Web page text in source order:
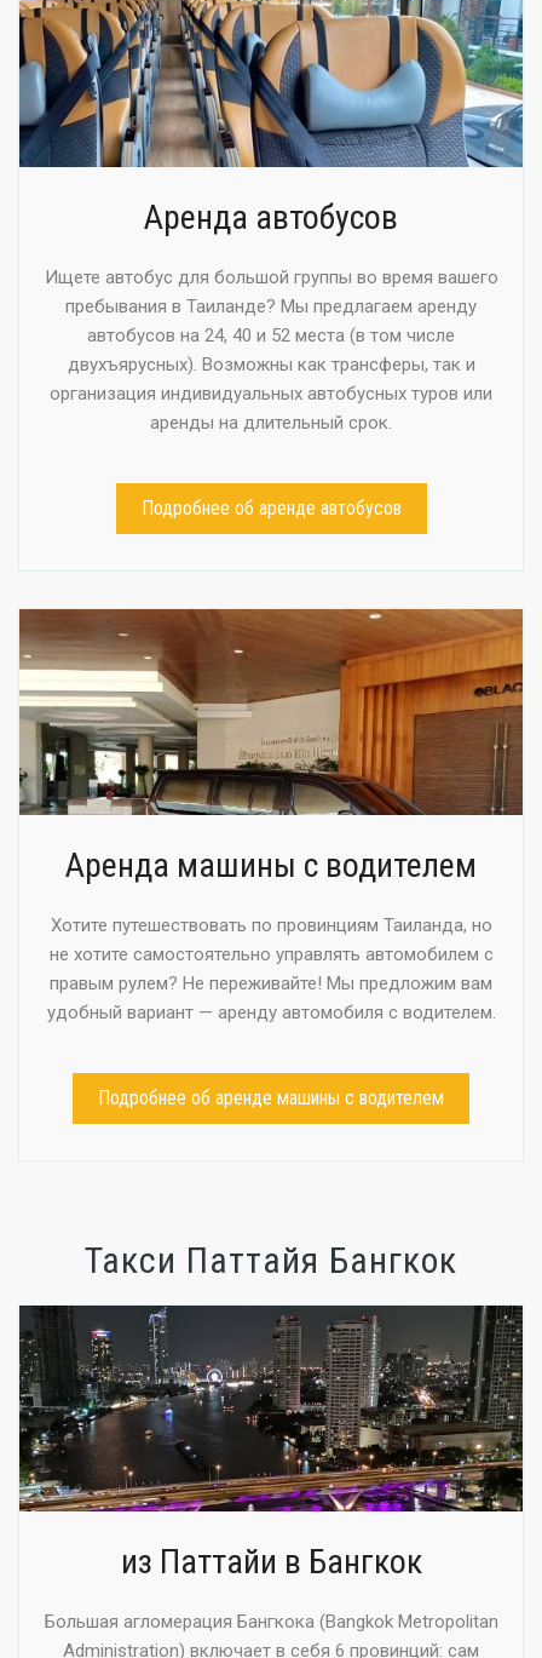
Аренда автобусов
Ищете автобус для большой группы во время вашего
пребывания в Таиланде? Мы предлагаем аренду
автобусов на 24, 40 и 52 места (в том числе
двухъярусных). Возможны как трансферы, так и
организация индивидуальных автобусных туров или
аренды на длительный срок.
Подробнее об аренде автобусов
Аренда машины с водителем
Хотите путешествовать по провинциям Таиланда, но
не хотите самостоятельно управлять автомобилем с
правым рулем? Не переживайте! Мы предложим вам
удобный вариант — аренду автомобиля с водителем.
Подробнее об аренде машины с водителем
Такси Паттайя Бангкок
из Паттайи в Бангкок
Большая агломерация Бангкока (Bangkok Metropolitan
Administration) включает в себя 6 провинций: сам